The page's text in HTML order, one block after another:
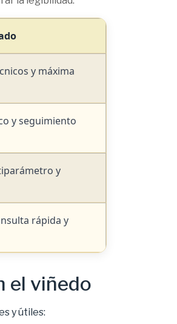
y máxima
y seguimiento
y
rápida y
el viñedo
y útiles: